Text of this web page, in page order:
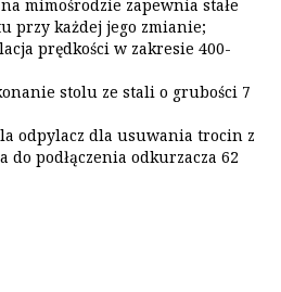
mimośrodzie zapewnia stałe
przy każdej jego zmianie;
prędkości w zakresie 400-
stolu ze stali o grubości 7
odpylacz dla usuwania trocin z
podłączenia odkurzacza 62